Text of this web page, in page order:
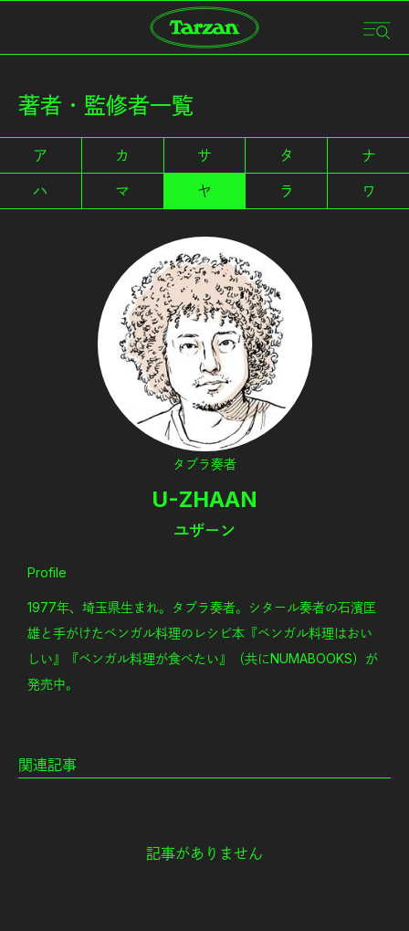
著者・監修者一覧
ア カ サ タ
ナ
ハ
マ ヤ ラ ワ
タブラ奏者
U-ZHAAN
ユザーン
Profile
1977年、埼玉県生まれ。タブラ奏者。シタール奏者の石濱匡
雄と手がけたベンガル料理のレシピ本『ベンガル料理はおい
しい』『ベンガル料理が食べたい』（共にNUMABOOKS）が
発売中。
関連記事
記事がありません